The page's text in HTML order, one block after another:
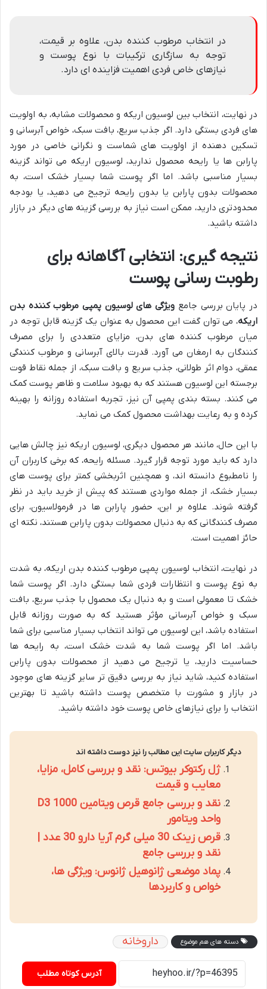
در انتخاب مرطوب کننده بدن، علاوه بر قیمت،
توجه به سازگاری ترکیبات با نوع پوست و
نیازهای خاص فردی اهمیت فزاینده ای دارد.
در نهایت، انتخاب بین لوسیون اریکه و محصولات مشابه، به اولویت
های فردی بستگی دارد. اگر جذب سریع، بافت سبک، خواص آبرسانی و
تسکین دهنده از اولویت های شماست و نگرانی خاصی در مورد
پارابن ها یا رایحه محصول ندارید، لوسیون اریکه می تواند گزینه
بسیار مناسبی باشد. اما اگر پوست شما بسیار خشک است، به
محصولات بدون پارابن یا بدون رایحه ترجیح می دهید، یا بودجه
محدودتری دارید، ممکن است نیاز به بررسی گزینه های دیگر در بازار
داشته باشید.
نتیجه گیری: انتخابی آگاهانه برای
رطوبت رسانی پوست
در پایان بررسی جامع ویژگی های لوسیون پمپی مرطوب کننده بدن
اریکه، می توان گفت این محصول به عنوان یک گزینه قابل توجه در
میان مرطوب کننده های بدن، مزایای متعددی را برای مصرف
کنندگان به ارمغان می آورد. قدرت بالای آبرسانی و مرطوب کنندگی
عمقی، دوام اثر طولانی، جذب سریع و بافت سبک، از جمله نقاط قوت
برجسته این لوسیون هستند که به بهبود سلامت و ظاهر پوست کمک
می کنند. بسته بندی پمپی آن نیز، تجربه استفاده روزانه را بهینه
کرده و به رعایت بهداشت محصول کمک می نماید.
با این حال، مانند هر محصول دیگری، لوسیون اریکه نیز چالش هایی
دارد که باید مورد توجه قرار گیرد. مسئله رایحه، که برخی کاربران آن
را نامطبوع دانسته اند، و همچنین اثربخشی کمتر برای پوست های
بسیار خشک، از جمله مواردی هستند که پیش از خرید باید در نظر
گرفته شوند. علاوه بر این، حضور پارابن ها در فرمولاسیون، برای
مصرف کنندگانی که به دنبال محصولات بدون پارابن هستند، نکته ای
حائز اهمیت است.
در نهایت، انتخاب لوسیون پمپی مرطوب کننده بدن اریکه، به شدت
به نوع پوست و انتظارات فردی شما بستگی دارد. اگر پوست شما
خشک تا معمولی است و به دنبال یک محصول با جذب سریع، بافت
سبک و خواص آبرسانی مؤثر هستید که به صورت روزانه قابل
استفاده باشد، این لوسیون می تواند انتخاب بسیار مناسبی برای شما
باشد. اما اگر پوست شما به شدت خشک است، به رایحه ها
حساسیت دارید، یا ترجیح می دهید از محصولات بدون پارابن
استفاده کنید، شاید نیاز به بررسی دقیق تر سایر گزینه های موجود
در بازار و مشورت با متخصص پوست داشته باشید تا بهترین
انتخاب را برای نیازهای خاص پوست خود داشته باشید.
دیگر کاربران سایت این مطالب را نیز دوست داشته اند
ژل رکتوکر بیوتس: نقد و بررسی کامل، مزایا،
معایب و قیمت
نقد و بررسی جامع قرص ویتامین D3 1000
واحد ویتامور
قرص زینک 30 میلی گرم آریا دارو 30 عدد |
نقد و بررسی جامع
پماد موضعی ژانوهیل ژانوس: ویژگی ها،
خواص و کاربردها
دسته های هم موضوع داروخانه
آدرس کوتاه مطلب